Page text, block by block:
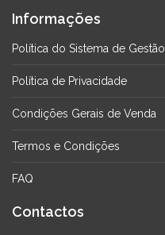
Informações
Política do Sistema de Gestão
Política de Privacidade
Condições Gerais de Venda
Termos e Condições
FAQ
Contactos